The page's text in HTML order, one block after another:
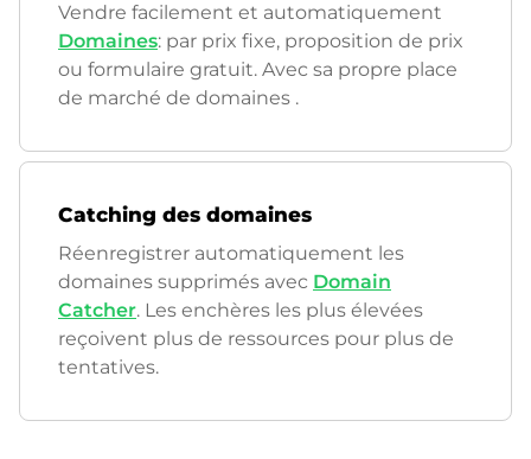
Vendre facilement et automatiquement
Domaines: par prix fixe, proposition de prix
ou formulaire gratuit. Avec sa propre place
de marché de domaines .
Catching des domaines
Réenregistrer automatiquement les
domaines supprimés avec Domain
Catcher. Les enchères les plus élevées
reçoivent plus de ressources pour plus de
tentatives.